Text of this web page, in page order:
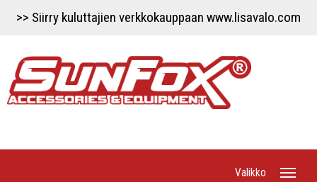
>> Siirry kuluttajien verkkokauppaan www.lisavalo.com
Valikko